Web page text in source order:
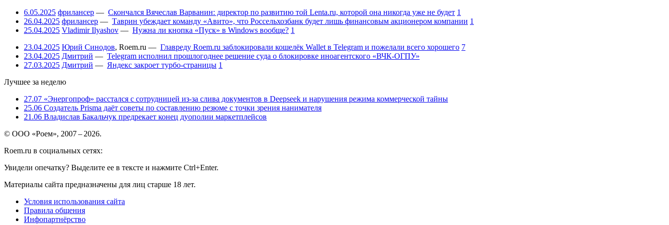
6.05.2025 фрилансер — Скончался Вячеслав Варванин: директор по развитию той Lenta.ru, которой она никогда уже не будет 1
26.04.2025 фрилансер — Таврин убеждает команду «Авито», что Россельхозбанк будет лишь финансовым акционером компании 1
25.04.2025 Vladimir Ilyashov — Нужна ли кнопка «Пуск» в Windows вообще? 1
23.04.2025 Юрий Синодов, Roem.ru — Главреду Roem.ru заблокировали кошелёк Wallet в Telegram и пожелали всего хорошего 7
23.04.2025 Дмитрий — Telegram исполнил прошлогоднее решение суда о блокировке иноагентского «ВЧК-ОГПУ»
27.03.2025 Дмитрий — Яндекс закроет турбо-страницы 1
Лучшее за неделю
27.07 «Энергопроф» расстался с сотрудницей из-за слива документов в Deepseek и нарушения режима коммерческой тайны
25.06 Создатель Prisma даёт советы по составлению резюме с точки зрения нанимателя
21.06 Владислав Бакальчук предрекает конец дуополии маркетплейсов
© ООО «Роем», 2007 – 2026.
Roem.ru в социальных сетях:
Увидели опечатку? Выделите ее в тексте и нажмите Ctrl+Enter.
Материалы сайта предназначены для лиц старше 18 лет.
Условия использования сайта
Правила общения
Инфопартнёрство